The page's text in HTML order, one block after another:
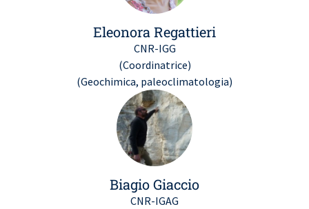
Eleonora Regattieri
CNR-IGG
(Coordinatrice)
(Geochimica, paleoclimatologia)
Biagio Giaccio
CNR-IGAG